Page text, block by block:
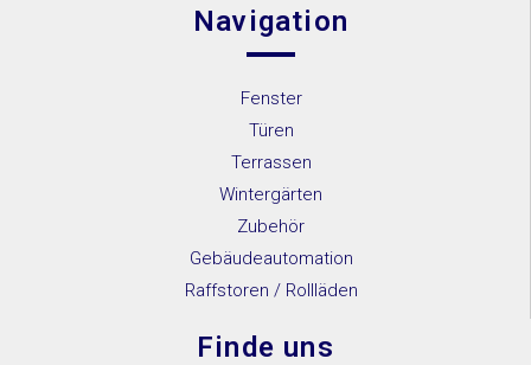
Navigation
Fenster
Türen
Terrassen
Wintergärten
Zubehör
Gebäudeautomation
Raffstoren / Rollläden
Finde uns